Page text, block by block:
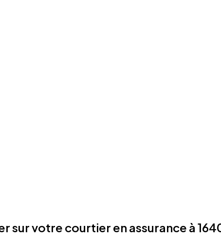
votre courtier en assurance à